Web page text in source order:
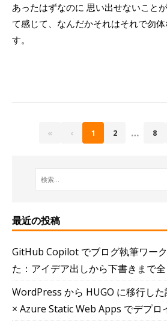
あったはずなのに 思い出せないこと
て感じて、なんだかそれはそれで勿
す。
« ‹ 1 2 … 8
最近の投稿
GitHub Copilot でブログ執筆ワー
た：アイデア出しから下書きまで
WordPress から HUGO に移行し
× Azure Static Web Apps でデプロ